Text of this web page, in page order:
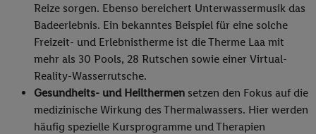
Reize sorgen. Ebenso bereichert Unterwassermusik das
Badeerlebnis. Ein bekanntes Beispiel für eine solche
Freizeit- und Erlebnistherme ist die Therme Laa mit
mehr als 30 Pools, 28 Rutschen sowie einer Virtual-
Reality-Wasserrutsche.
Gesundheits- und Heilthermen setzen den Fokus auf die
medizinische Wirkung des Thermalwassers. Hier werden
häufig spezielle Kursprogramme und Therapien